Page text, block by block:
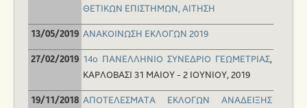
ΘΕΤΙΚΩΝ ΕΠΙΣΤΗΜΩΝ,ΑΙΤΗΣΗ
13/05/2019 ΑΝΑΚΟΙΝΩΣΗ ΕΚΛΟΓΩΝ 2019
27/02/2019 14ο ΠΑΝΕΛΛΗΝΙΟ ΣΥΝΕΔΡΙΟ ΓΕΩΜΕΤΡΙΑΣ,
ΚΑΡΛΟΒΑΣΙ 31 ΜΑΙΟΥ - 2 ΙΟΥΝΙΟΥ, 2019
19/11/2018 ΑΠΟΤΕΛΕΣΜΑΤΑ ΕΚΛΟΓΩΝ ΑΝΑΔΕΙΞΗΣ